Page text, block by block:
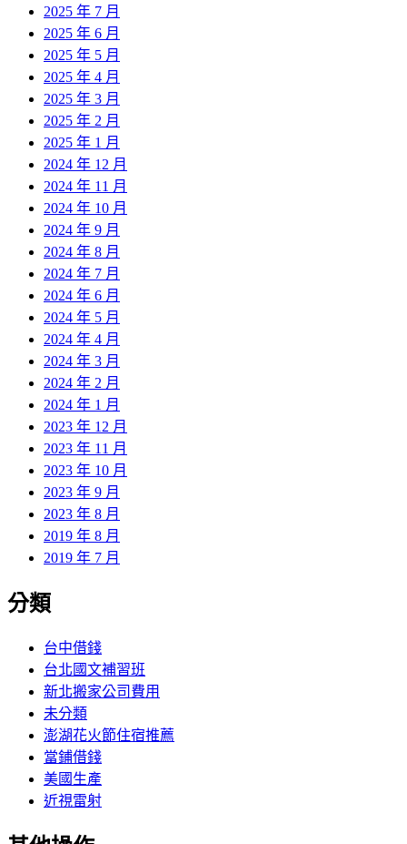
2025 年 7 月
2025 年 6 月
2025 年 5 月
2025 年 4 月
2025 年 3 月
2025 年 2 月
2025 年 1 月
2024 年 12 月
2024 年 11 月
2024 年 10 月
2024 年 9 月
2024 年 8 月
2024 年 7 月
2024 年 6 月
2024 年 5 月
2024 年 4 月
2024 年 3 月
2024 年 2 月
2024 年 1 月
2023 年 12 月
2023 年 11 月
2023 年 10 月
2023 年 9 月
2023 年 8 月
2019 年 8 月
2019 年 7 月
分類
台中借錢
台北國文補習班
新北搬家公司費用
未分類
澎湖花火節住宿推薦
當鋪借錢
美國生產
近視雷射